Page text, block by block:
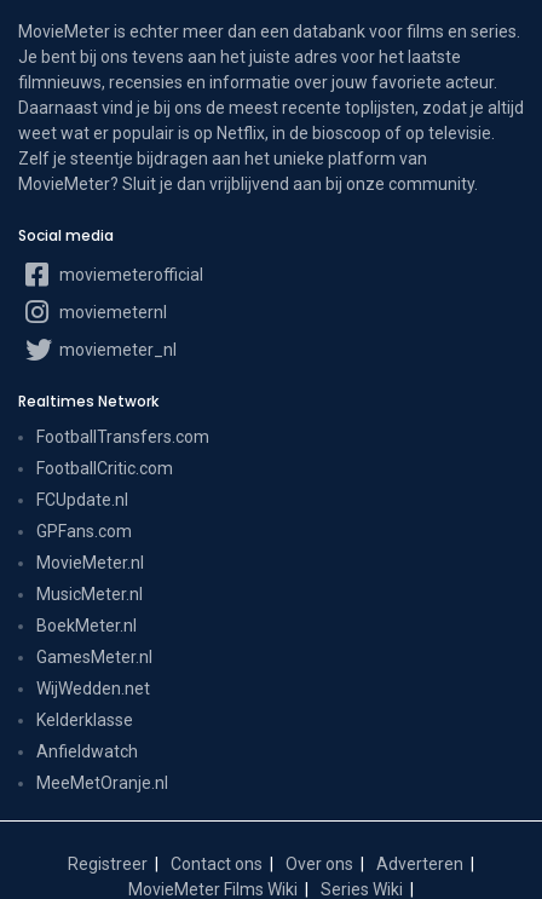
MovieMeter is echter meer dan een databank voor films en series.
Je bent bij ons tevens aan het juiste adres voor het laatste
filmnieuws, recensies en informatie over jouw favoriete acteur.
Daarnaast vind je bij ons de meest recente toplijsten, zodat je altijd
weet wat er populair is op Netflix, in de bioscoop of op televisie.
Zelf je steentje bijdragen aan het unieke platform van
MovieMeter? Sluit je dan vrijblijvend aan bij onze community.
Social media
moviemeterofficial
moviemeternl
moviemeter_nl
Realtimes Network
FootballTransfers.com
FootballCritic.com
FCUpdate.nl
GPFans.com
MovieMeter.nl
MusicMeter.nl
BoekMeter.nl
GamesMeter.nl
WijWedden.net
Kelderklasse
Anfieldwatch
MeeMetOranje.nl
Registreer Contact ons Over ons
Adverteren
MovieMeter Films Wiki
Series Wiki